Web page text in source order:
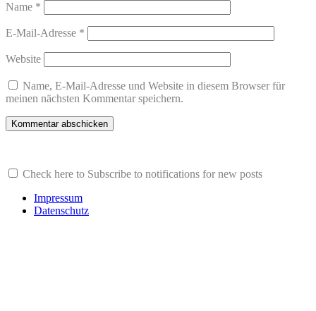
Name *
E-Mail-Adresse *
Website
Name, E-Mail-Adresse und Website in diesem Browser für
meinen nächsten Kommentar speichern.
Check here to Subscribe to notifications for new posts
Impressum
Datenschutz